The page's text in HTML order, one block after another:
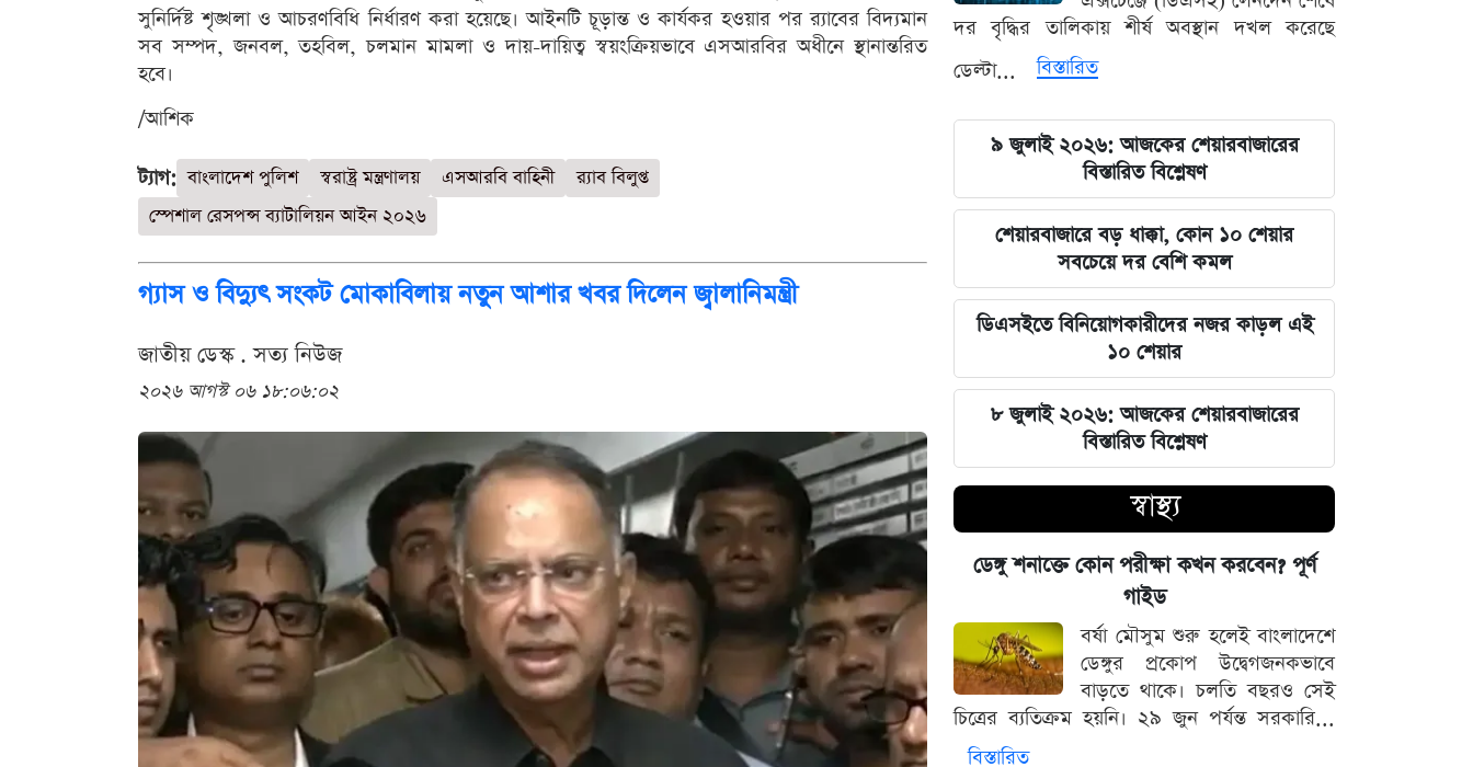
সুনির্দিষ্ট শৃঙ্খলা ও আচরণবিধি নির্ধারণ করা হয়েছে। আইনটি চূড়ান্ত ও কার্যকর হওয়ার পর র‌্যাবের বিদ্যমান
সব সম্পদ, জনবল, তহবিল, চলমান মামলা ও দায়-দায়িত্ব স্বয়ংক্রিয়ভাবে এসআরবির অধীনে স্থানান্তরিত
হবে।
/আশিক
ট্যাগ: বাংলাদেশ পুলিশ স্বরাষ্ট্র মন্ত্রণালয় এসআরবি বাহিনী
র‍্যাব বিলুপ্ত
স্পেশাল রেসপন্স ব্যাটালিয়ন আইন ২০২৬
গ্যাস ও বিদ্যুৎ সংকট মোকাবিলায় নতুন আশার খবর দিলেন জ্বালানিমন্ত্রী
জাতীয় ডেস্ক . সত্য নিউজ
২০২৬ আগস্ট ০৬ ১৮:০৬:০২
হুঁশিয়ারি
চাঁদের পৃষ্ঠে ফ্যালকন-৯ রকেটের
অনাকাঙ্ক্ষিত আঘাত
আবু সাঈদের ছবি ছাড়া কোনো ডকুমেন্টারি
হতে পারে না: ভারপ্রাপ্ত রাষ্ট্রপতি হাফিজ
উদ্দিন
জুলাই স্মৃতি জাদুঘর উদ্বোধন করলেন
প্রধানমন্ত্রী তারেক রহমান
মার্কিন ক্ষেপণাস্ত্র মজুত নিয়ে নতুন তথ্য, কী
বলছে সিএনএন
সালমানের অবয়ব পরিবর্তনের আসল কারণ
ও ষাটোর্ধ্বদের ওজন কমানোর সঠিক নিয়ম
৫ আগস্ট বিজয়ের দিন, ভিন্নমত যেন
শত্রুতায় রূপ না নেয়: প্রধানমন্ত্রী তারেক
রহমান
নিজস্ব অর্থায়নে খালের ওপর বাঁশের সাঁকো
বানিয়ে দিলেন ইউপি চেয়ারম্যান পদপ্রার্থী
শেখ আলমগীর
দর বৃদ্ধির তালিকায় শীর্ষ অবস্থান দখল করেছে
ডেল্টা...
বিস্তারিত
৯ জুলাই ২০২৬: আজকের শেয়ারবাজারের
বিস্তারিত বিশ্লেষণ
শেয়ারবাজারে বড় ধাক্কা, কোন ১০ শেয়ার
সবচেয়ে দর বেশি কমল
ডিএসইতে বিনিয়োগকারীদের নজর কাড়ল এই
১০ শেয়ার
৮ জুলাই ২০২৬: আজকের শেয়ারবাজারের
বিস্তারিত বিশ্লেষণ
স্বাস্থ্য
ডেঙ্গু শনাক্তে কোন পরীক্ষা কখন করবেন? পূর্ণ
গাইড
বর্ষা মৌসুম শুরু হলেই বাংলাদেশে
ডেঙ্গুর প্রকোপ উদ্বেগজনকভাবে
বাড়তে থাকে। চলতি বছরও সেই
চিত্রের ব্যতিক্রম হয়নি। ২৯ জুন পর্যন্ত সরকারি...
বিস্তারিত